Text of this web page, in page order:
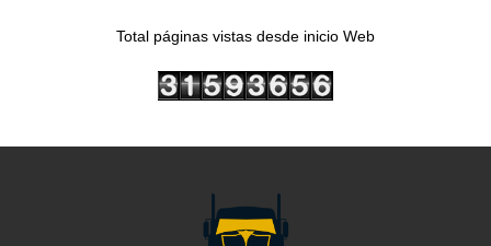
Total páginas vistas desde inicio Web